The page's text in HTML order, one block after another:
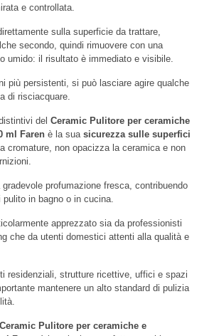
e controllata.
sulla superficie da trattare,
secondo, quindi rimuovere con una
umido: il risultato è immediato e visibile.
più persistenti, si può lasciare agire qualche
di risciacquare.
del Ceramic Pulitore per ceramiche
ml Farenè la sua sicurezza sulle superfici
cromature, non opacizza la ceramica e non
gradevole profumazione fresca, contribuendo
in bagno o in cucina.
apprezzato sia da professionisti
che da utenti domestici attenti alla qualità e
residenziali, strutture ricettive, uffici e spazi
mantenere un alto standard di pulizia
Ceramic Pulitore per ceramiche e